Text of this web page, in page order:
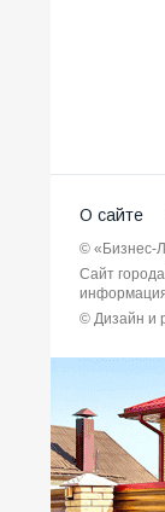
О сайте
© «Бизнес-
Сайт
© Дизайн и